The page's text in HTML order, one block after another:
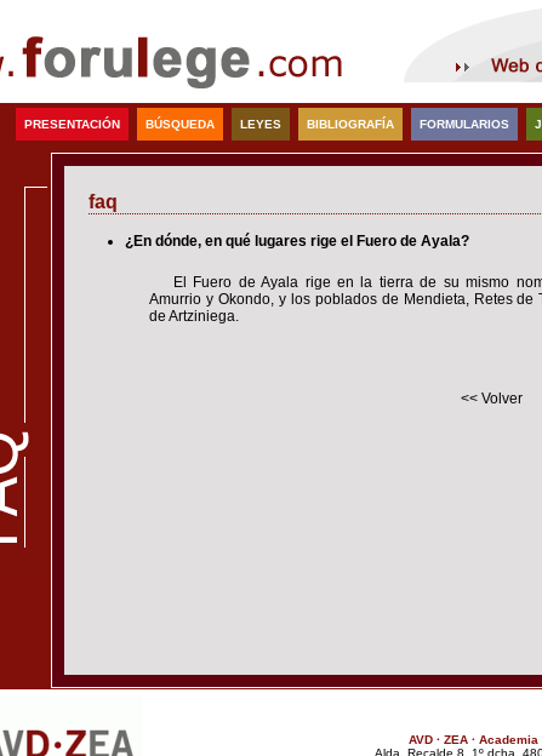
PRESENTACIÓN BÚSQUEDA LEYES BIBLIOGRAFÍA FORMULARIOS
faq
¿En dónde, en qué lugares rige el Fuero de Ayala?
El Fuero de Ayala rige en la tierra de su mismo
Amurrio y Okondo, y los poblados de Mendieta, Retes
de Artziniega.
<< Volver
AVD · ZEA ·
Alda. Recalde 8, 1º dcha.